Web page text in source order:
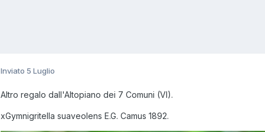
Inviato 5 Luglio
Altro regalo dall'Altopiano dei 7 Comuni (VI).
xGymnigritella suaveolens E.G. Camus 1892.